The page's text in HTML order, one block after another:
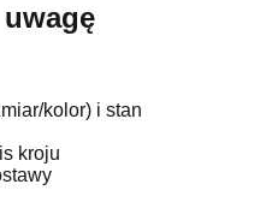
kolor) i stan
kroju